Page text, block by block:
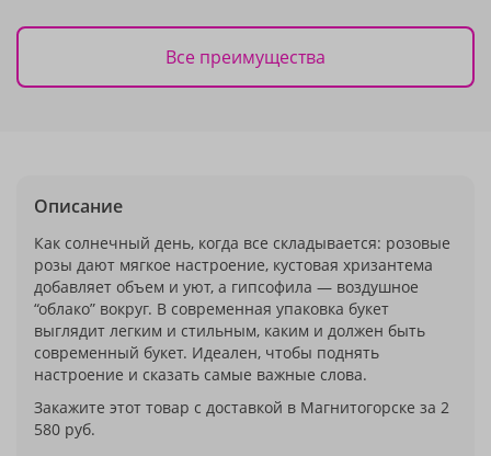
Все преимущества
Описание
Как солнечный день, когда все складывается: розовые
розы дают мягкое настроение, кустовая хризантема
добавляет объем и уют, а гипсофила — воздушное
“облако” вокруг. В современная упаковка букет
выглядит легким и стильным, каким и должен быть
современный букет. Идеален, чтобы поднять
настроение и сказать самые важные слова.
Закажите этот товар с доставкой в Магнитогорске за 2
580 руб.